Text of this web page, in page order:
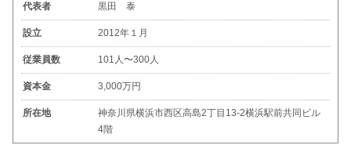
代表者 黒田 泰
設立 2012年１月
従業員数 101人〜300人
資本金 3,000万円
所在地
神奈川県横浜市西区高島2丁目13-2横浜駅前共同ビル
4階